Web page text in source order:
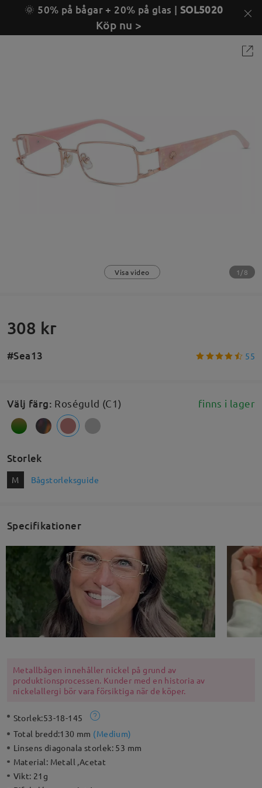
🌞 50% på bågar + 20% på glas | SOL5020
Köp nu >
Visa video 1/8
308 kr
#Sea13 55
Välj färg: Roséguld (C1) finns i lager
Storlek
M Bågstorleksguide
Specifikationer
Metallbågen innehåller nickel på grund av
produktionsprocessen. Kunder med en historia av
nickelallergi bör vara försiktiga när de köper.
Storlek:53-18-145
Total bredd:130 mm (Medium)
Linsens diagonala storlek: 53 mm
Material: Metall ,Acetat
Vikt: 21g